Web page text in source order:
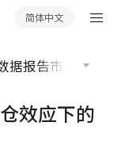
简体中文
据报告市场分析
效应下的